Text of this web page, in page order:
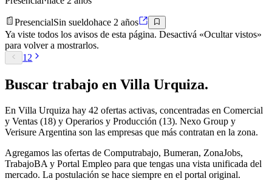
PresencialSin sueldohace 2 años
Ya viste todos los avisos de esta página. Desactivá «Ocultar vistos»
para volver a mostrarlos.
1 2
Buscar trabajo en Villa Urquiza.
En Villa Urquiza hay 42 ofertas activas, concentradas en Comercial
y Ventas (18) y Operarios y Producción (13). Nexo Group y
Verisure Argentina son las empresas que más contratan en la zona.
Agregamos las ofertas de Computrabajo, Bumeran, ZonaJobs,
TrabajoBA y Portal Empleo para que tengas una vista unificada del
mercado. La postulación se hace siempre en el portal original.